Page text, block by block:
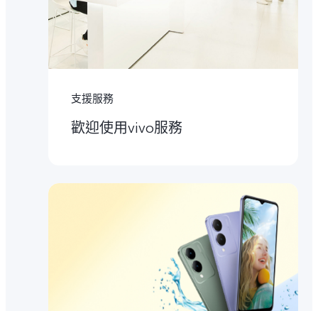
支援服務
歡迎使用vivo服務